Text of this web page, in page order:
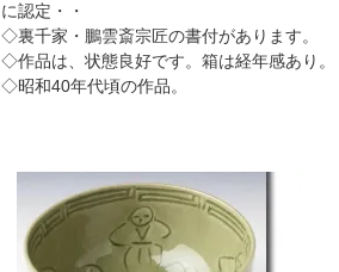
に認定・・
◇裏千家・鵬雲斎宗匠の書付があります。
◇作品は、状態良好です。箱は経年感あり。
◇昭和40年代頃の作品。